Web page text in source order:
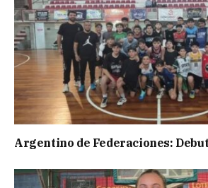
Argentino de Federaciones: